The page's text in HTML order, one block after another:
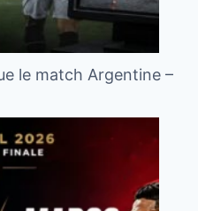
le match Argentine –